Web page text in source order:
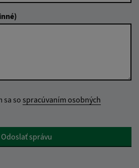
sa so spracúvaním osobných
Odoslať správu